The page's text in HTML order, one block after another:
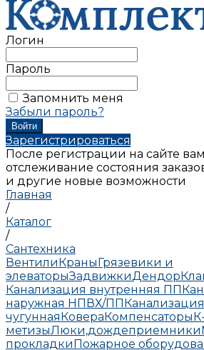
Логин
Пароль
Запомнить меня
Забыли пароль?
Зарегистрироваться
После регистрации на сайте
отслеживание состояния
и другие новые возможности
Главная
/
Каталог
/
Сантехника
ВентилиКраныГрязевики и
элеваторыЗадвижкиДендор
Канализация внутренняя ПП
наружная НПВХ/ППКанализация
чугуннаяКовераКомпенсаторы
метизыЛюки,дождеприемники
прокладкиПожарное